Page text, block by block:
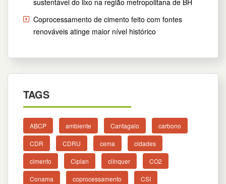
sustentável do lixo na região metropolitana de BH
Coprocessamento de cimento feito com fontes
renováveis atinge maior nível histórico
TAGS
ABCP ambiente Cantagalo carbono
CDR CDRU cema cidades
cimento Ciplan clínquer CO2
Conama coprocessamento CSI